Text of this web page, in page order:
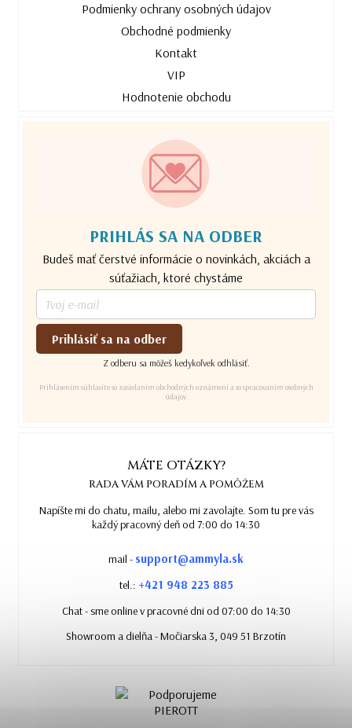
Podmienky ochrany osobných údajov
Obchodné podmienky
Kontakt
VIP
Hodnotenie obchodu
PRIHLÁS SA NA ODBER
Budeš mať čerstvé informácie o novinkách, akciách a
súťažiach, ktoré chystáme
Prihlásiť sa na odber
Z odberu sa môžeš kedykoľvek odhlásiť.
Prihlásením súhlasíte so zasielaním obchodných oznámení a so spracovaním osobných
údajov.
MÁTE OTÁZKY?
RADA VÁM PORADÍM A POMÔŽEM
Napíšte mi do chatu, mailu, alebo mi zavolajte. Som tu pre vás
každý pracovný deň od 7:00 do 14:30
mail - support@ammyla.sk
tel.: +421 948 223 885
Chat - sme online v pracovné dni od 07:00 do 14:30
Showroom a dielňa - Močiarska 3, 049 51 Brzotín